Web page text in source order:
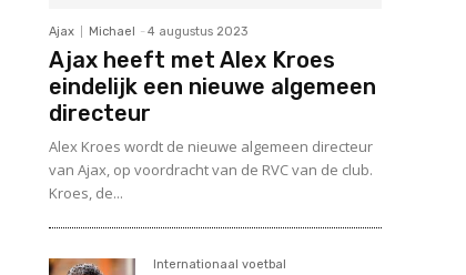
Ajax Michael - 4 augustus 2023
Ajax heeft met Alex Kroes
eindelijk een nieuwe algemeen
directeur
Alex Kroes wordt de nieuwe algemeen directeur
van Ajax, op voordracht van de RVC van de club.
Kroes, de...
Internationaal voetbal